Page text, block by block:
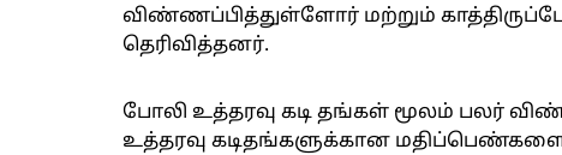
விண்ணப்பித்துள்ளோர் மற்றும்
தெரிவித்தனர்.
போலி உத்தரவு கடி தங்கள் மூலம் பலர்
உத்தரவு கடிதங்களுக்கான